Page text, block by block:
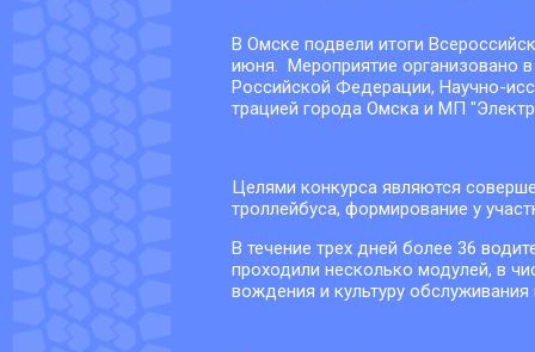
В Омске подвели итоги
июня. Мероприятие организовано
Российской Федерации, Научно-
тра­ци­ей го­рода Ом­ска и МП
Целями конкурса являются
троллейбуса, формирование у
В течение трех дней более 36
проходили несколько модулей, в
вождения и культуру